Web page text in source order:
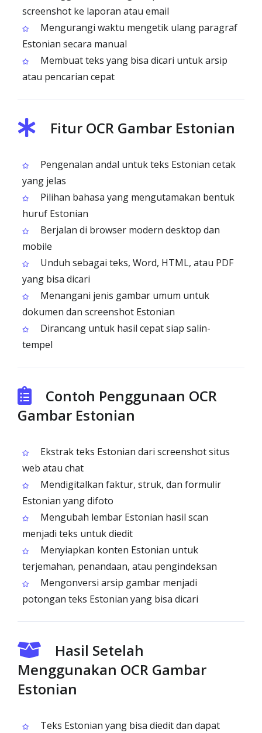
screenshot ke laporan atau email
Mengurangi waktu mengetik ulang paragraf
Estonian secara manual
Membuat teks yang bisa dicari untuk arsip
atau pencarian cepat
Fitur OCR Gambar Estonian
Pengenalan andal untuk teks Estonian cetak
yang jelas
Pilihan bahasa yang mengutamakan bentuk
huruf Estonian
Berjalan di browser modern desktop dan
mobile
Unduh sebagai teks, Word, HTML, atau PDF
yang bisa dicari
Menangani jenis gambar umum untuk
dokumen dan screenshot Estonian
Dirancang untuk hasil cepat siap salin-
tempel
Contoh Penggunaan OCR
Gambar Estonian
Ekstrak teks Estonian dari screenshot situs
web atau chat
Mendigitalkan faktur, struk, dan formulir
Estonian yang difoto
Mengubah lembar Estonian hasil scan
menjadi teks untuk diedit
Menyiapkan konten Estonian untuk
terjemahan, penandaan, atau pengindeksan
Mengonversi arsip gambar menjadi
potongan teks Estonian yang bisa dicari
Hasil Setelah
Menggunakan OCR Gambar
Estonian
Teks Estonian yang bisa diedit dan dapat